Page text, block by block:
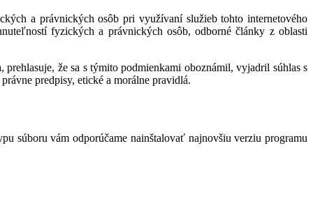
a právnických osôb pri využívaní služieb tohto internetového
fyzických a právnických osôb, odborné články z oblasti
že sa s týmito podmienkami oboznámil, vyjadril súhlas s
predpisy, etické a morálne pravidlá.
súboru vám odporúčame nainštalovať najnovšiu verziu programu